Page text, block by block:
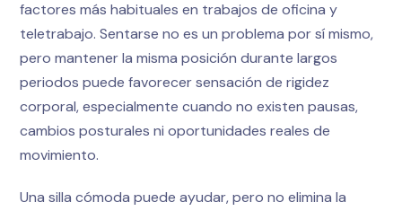
factores más habituales en trabajos de oficina y
teletrabajo. Sentarse no es un problema por sí mismo,
pero mantener la misma posición durante largos
periodos puede favorecer sensación de rigidez
corporal, especialmente cuando no existen pausas,
cambios posturales ni oportunidades reales de
movimiento.
Una silla cómoda puede ayudar, pero no elimina la